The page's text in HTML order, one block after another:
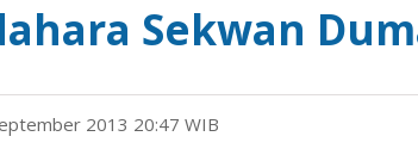
Sekwan
2013 20:47 WIB